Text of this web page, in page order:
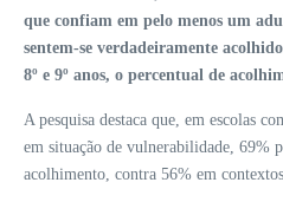
que confiam em pelo menos um
sentem-se verdadeiramente
8º e 9º anos, o percentual de
A pesquisa destaca que, em escolas
em situação de vulnerabilidade, 69%
acolhimento, contra 56% em